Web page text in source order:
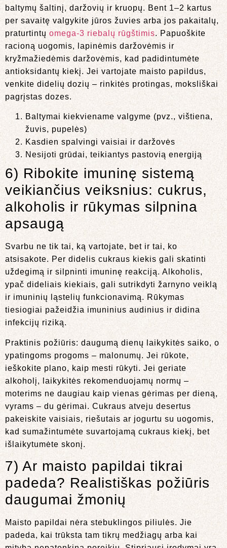
baltymų šaltinį, daržovių ir kruopų. Bent 1–2 kartus
per savaitę valgykite jūros žuvies arba jos pakaitalų,
praturtintų omega-3 riebalų rūgštimis. Papuoškite
racioną uogomis, lapinėmis daržovėmis ir
kryžmažiedėmis daržovėmis, kad padidintumėte
antioksidantų kiekį. Jei vartojate maisto papildus,
venkite didelių dozių – rinkitės protingas, moksliškai
pagrįstas dozes.
Baltymai kiekviename valgyme (pvz., vištiena,
žuvis, pupelės)
Kasdien spalvingi vaisiai ir daržovės
Nesijoti grūdai, teikiantys pastovią energiją
6) Ribokite imuninę sistemą
veikiančius veiksnius: cukrus,
alkoholis ir rūkymas silpnina
apsaugą
Svarbu ne tik tai, ką vartojate, bet ir tai, ko
atsisakote. Per didelis cukraus kiekis gali skatinti
uždegimą ir silpninti imuninę reakciją. Alkoholis,
ypač dideliais kiekiais, gali sutrikdyti žarnyno veiklą
ir imuninių ląstelių funkcionavimą. Rūkymas
tiesiogiai pažeidžia imuninius audinius ir didina
infekcijų riziką.
Praktinis požiūris: daugumą dienų laikykitės saiko, o
ypatingoms progoms – malonumų. Jei rūkote,
ieškokite plano, kaip mesti rūkyti. Jei geriate
alkoholį, laikykitės rekomenduojamų normų –
moterims ne daugiau kaip vienas gėrimas per dieną,
vyrams – du gėrimai. Cukraus atveju desertus
pakeiskite vaisiais, riešutais ar jogurtu su uogomis,
kad sumažintumėte suvartojamą cukraus kiekį, bet
išlaikytumėte skonį.
7) Ar maisto papildai tikrai
padeda? Realistiškas požiūris
daugumai žmonių
Maisto papildai nėra stebuklingos piliulės. Jie
padeda, kai trūksta tam tikrų medžiagų arba kai